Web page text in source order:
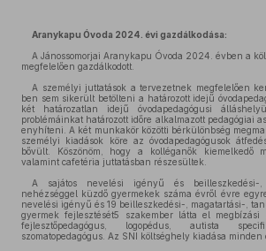
Aranykapu Óvoda 2024. évi gazdálkodása:
A Jánossomorjai Aranykapu Óvoda 2024. évben a
megfelelően gazdálkodott.
A személyi juttatások a tervezetnek megfelelően
ben sem sikerült betölteni a határozott idejű
két határozatlan idejű óvodapedagógusi
problémáinkat határozott időre alkalmazott pedagógiai
enyhíteni. A két munkakör közötti bérkülönbség
személyi kiadások köre az óvodapedagógusok
bővült. Köszönöm, hogy a kolléganők kiemelkedő
valamint cafetéria juttatásban részesültek.
A sajátos nevelési igényű és beilleszkedési-,
nehézséggel küzdő gyermekek száma évről évre
nevelési igényű és 19 beilleszkedési-, magatartási-,
gyermek fejlesztését5 szakember látta el megbízási
fejlesztőpedagógus, logopédus, autista
szomatopedagógus. Az SNI költséghely kiadása minden